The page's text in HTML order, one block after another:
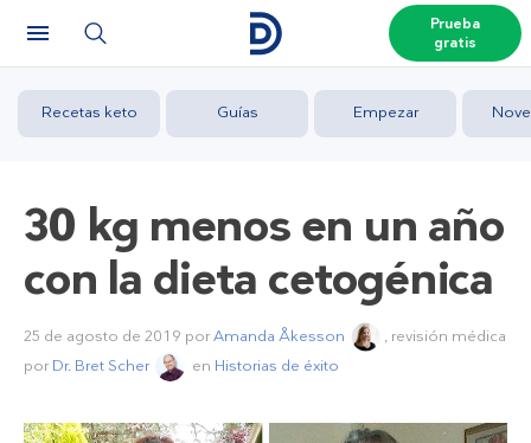
Prueba
gratis
Recetas keto Guías Empezar
30 kg menos en un año
con la dieta cetogénica
25 de agosto de 2019 porAmanda Åkesson
, revisión médica
por Dr. Bret Scher en Historias de éxito